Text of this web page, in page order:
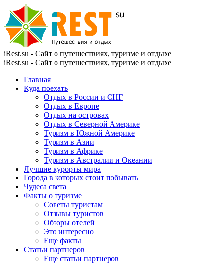
iRest.su - Сайт о путешествиях, туризме и отдыхе
iRest.su - Сайт о путешествиях, туризме и отдыхе
Главная
Куда поехать
Отдых в России и СНГ
Отдых в Европе
Отдых на островах
Отдых в Северной Америке
Туризм в Южной Америке
Туризм в Азии
Туризм в Африке
Туризм в Австралии и Океании
Лучшие курорты мира
Города в которых стоит побывать
Чудеса света
Факты о туризме
Советы туристам
Отзывы туристов
Обзоры отелей
Это интересно
Еще факты
Статьи партнеров
Еще статьи партнеров